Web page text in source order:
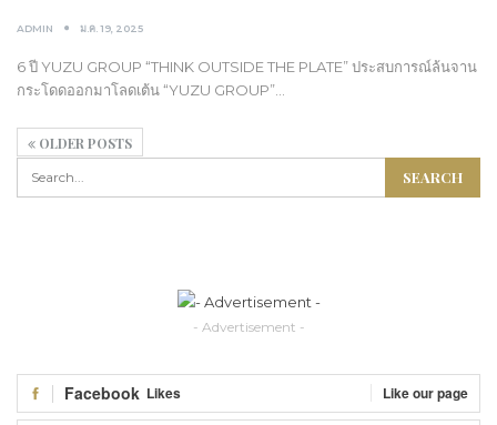
ADMIN ม.ค. 19, 2025
6 ปี YUZU GROUP “THINK OUTSIDE THE PLATE” ประสบการณ์ล้นจาน
กระโดดออกมาโลดเต้น “YUZU GROUP”…
OLDER POSTS
- Advertisement -
Facebook Likes Like our page